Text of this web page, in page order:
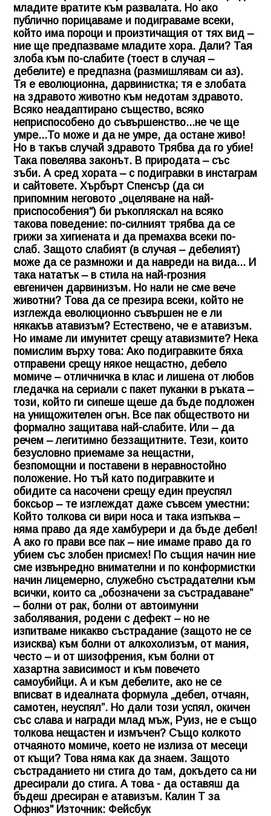
младите вратите към развалата. Но ако
публично порицаваме и подиграваме всеки,
който има пороци и произтичащия от тях вид –
ние ще предпазваме младите хора. Дали? Тая
злоба към по-слабите (тоест в случая –
дебелите) е предпазна (размишлявам си аз).
Тя е еволюционна, дарвинистка; тя е злобата
на здравото животно към недотам здравото.
Всяко неадаптирано същество, всяко
неприспособено до съвършенство...не че ще
умре...То може и да не умре, да остане живо!
Но в такъв случай здравото Трябва да го убие!
Така повелява законът. В природата – със
зъби. А сред хората – с подигравки в инстаграм
и сайтовете. Хърбърт Спенсър (да си
припомним неговото „оцеляване на най-
приспособения“) би ръкопляскал на всяко
такова поведение: по-силният трябва да се
грижи за хигиената и да премахва всеки по-
слаб. Защото слабият (в случая – дебелият)
може да се размножи и да навреди на вида... И
така нататък – в стила на най-грозния
евгеничен дарвинизъм. Но нали не сме вече
животни? Това да се презира всеки, който не
изглежда еволюционно съвършен не е ли
някакъв атавизъм? Естествено, че е атавизъм.
Но имаме ли имунитет срещу атавизмите? Нека
помислим върху това: Ако подигравките бяха
отправени срещу някое нещастно, дебело
момиче – отличничка в клас и лишена от любов
гледачка на сериали с пакет пуканки в ръката –
този, който ги сипеше щеше да бъде подложен
на унищожителен огън. Все пак обществото ни
формално защитава най-слабите. Или – да
речем – легитимно беззащитните. Тези, които
безусловно приемаме за нещастни,
безпомощни и поставени в неравностойно
положение. Но тъй като подигравките и
обидите са насочени срещу един преуспял
боксьор – те изглеждат даже съвсем уместни:
Който толкова си вири носа и така изпъква –
няма право да яде хамбурери и да бъде дебел!
А ако го прави все пак – ние имаме право да го
убием със злобен присмех! По същия начин ние
сме извънредно внимателни и по конформистки
начин лицемерно, служебно състрадателни към
всички, които са „обозначени за състрадаване”
– болни от рак, болни от автоимунни
заболявания, родени с дефект – но не
изпитваме никакво състрадание (защото не се
изисква) към болни от алкохолизъм, от мания,
често – и от шизофрения, към болни от
хазартна зависимост и към повечето
самоубийци. А и към дебелите, ако не се
вписват в идеалната формула „дебел, отчаян,
самотен, неуспял”. Но дали този успял, окичен
със слава и награди млад мъж, Руиз, не е също
толкова нещастен и измъчен? Също колкото
отчаяното момиче, което не излиза от месеци
от къщи? Това няма как да знаем. Защото
състраданието ни стига до там, докъдето са ни
дресирали до стига. А това - да оставяш да
бъдеш дресиран е атавизъм. Калин Т за
Офнюз" Източник: Фейсбук